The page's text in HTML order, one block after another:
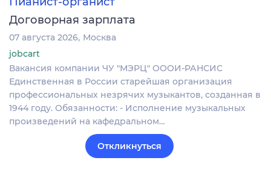
Договорная зарплата
07 августа 2026 Москва
jobcart
Вакансия компании ЧУ "МЭРЦ" ОООИ-РАНСИС
Единственная в России старейшая организация
профессиональных незрячих музыкантов, созданная в
1944 году. Обязанности: - Исполнение музыкальных
произведений на кафедральном…
Откликнуться